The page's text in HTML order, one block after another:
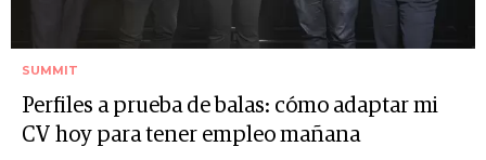
SUMMIT
Perfiles a prueba de balas: cómo adaptar mi
CV hoy para tener empleo mañana